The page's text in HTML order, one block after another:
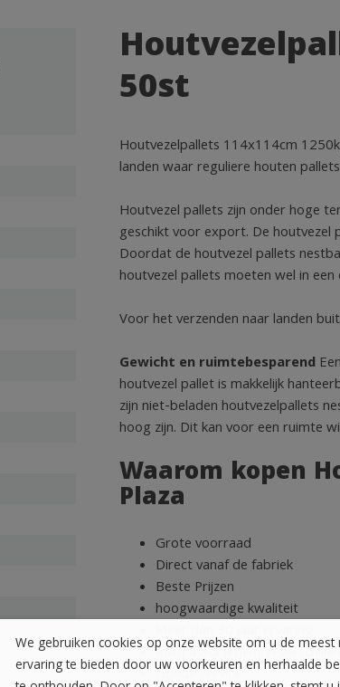
50st
Houtvezelpallets 114x114cm
landen waar reguliere houten
Houtvezel pallets zijn onder hoge
geschikt voor export. De houtvezel
Doordat de houtvezel pallets
houtvezel pallets moeten wel in
Voor het verzenden naar landen
Gewicht en ruimtebesparend
houtvezel pallet is makkelijk
zijn niet-beladen houtvezelpallets
hoog zijn. Dit kan voor een ruimte
Waarom kopen
Plaza
Grote voorraad
Direct vanaf de fabriek
Beste Prijzen
hoogwaardige kwaliteit
Meer dan 30 jaar ervaring
Ruim assortiment in
Goede service
We gebruiken cookies op onze website om u de meest
ervaring te bieden door uw voorkeuren en herhaalde